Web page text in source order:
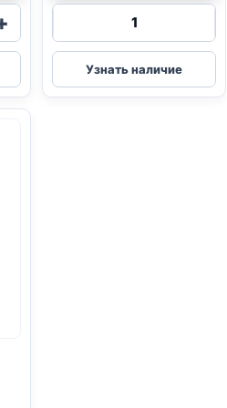
Количество
наполнитель
сиси
кет
Узнать наличие